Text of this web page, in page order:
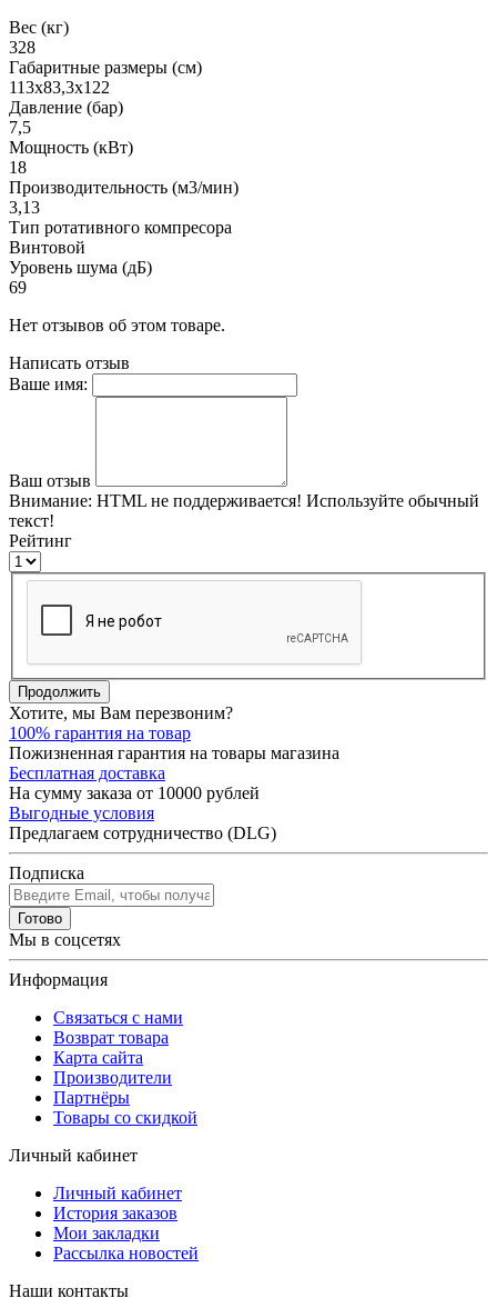
Вес (кг)
328
Габаритные размеры (см)
113х83,3х122
Давление (бар)
7,5
Мощность (кВт)
18
Производительность (м3/мин)
3,13
Тип ротативного компресора
Винтовой
Уровень шума (дБ)
69
Нет отзывов об этом товаре.
Написать отзыв
Ваше имя:
Ваш отзыв
Внимание: HTML не поддерживается! Используйте обычный
текст!
Рейтинг
Продолжить
Хотите, мы Вам перезвоним?
100% гарантия на товар
Пожизненная гарантия на товары магазина
Бесплатная доставка
На сумму заказа от 10000 рублей
Выгодные условия
Предлагаем сотрудничество (DLG)
Подписка
Готово
Мы в соцсетях
Информация
Связаться с нами
Возврат товара
Карта сайта
Производители
Партнёры
Товары со скидкой
Личный кабинет
Личный кабинет
История заказов
Мои закладки
Рассылка новостей
Наши контакты